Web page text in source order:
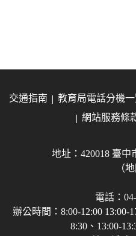
交通指南 教育局電話分機
網站服務條
地址：420018 臺中
（
電話：
辦公時間：8:00-12:00 13:00-
8:30、13:00-